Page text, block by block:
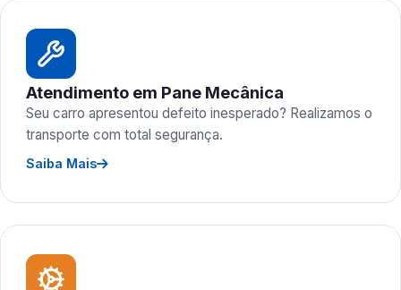
Atendimento em Pane Mecânica
Seu carro apresentou defeito inesperado? Realizamos o
transporte com total segurança.
Saiba Mais